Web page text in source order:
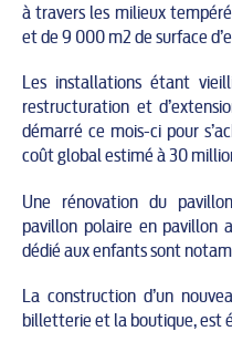
à travers les milieux
et de 9 000 m2 de surface
Les installations étant
restructuration et
démarré ce mois-ci pour
coût global estimé à 30
Une rénovation du
pavillon polaire en pavillon
dédié aux enfants sont
La construction d’un
billetterie et la boutique, est